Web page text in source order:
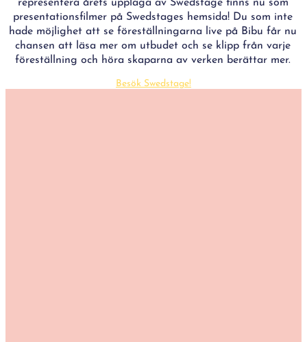
representera årets upplaga av Swedstage finns nu som
presentationsfilmer på Swedstages hemsida! Du som inte
hade möjlighet att se föreställningarna live på Bibu får nu
chansen att läsa mer om utbudet och se klipp från varje
föreställning och höra skaparna av verken berättar mer.
Besök Swedstage!